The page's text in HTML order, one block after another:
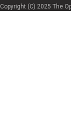
Copyright (C) 2025 The